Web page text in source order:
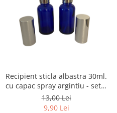
Recipient sticla albastra 30ml.
cu capac spray argintiu - set 2
buc
13,00 Lei
9,90 Lei